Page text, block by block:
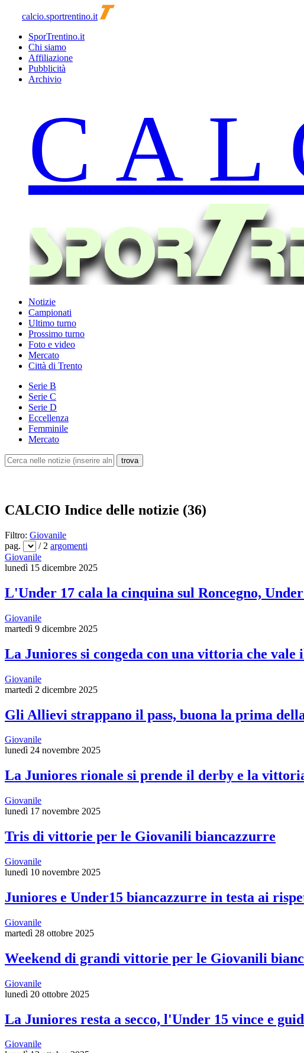
calcio.sportrentino.it
SporTrentino.it
Chi siamo
Affiliazione
Pubblicità
Archivio
Notizie
Campionati
Ultimo turno
Prossimo turno
Foto e video
Mercato
Città di Trento
Serie B
Serie C
Serie D
Eccellenza
Femminile
Mercato
CALCIO Indice delle notizie (36)
Filtro: Giovanile
pag.
/ 2 argomenti
Giovanile
lunedì 15 dicembre 2025
L'Under 17 cala la cinquina sul Roncegno,
Giovanile
martedì 9 dicembre 2025
La Juniores si congeda con una vittoria che vale
Giovanile
martedì 2 dicembre 2025
Gli Allievi strappano il pass, buona la prima
Giovanile
lunedì 24 novembre 2025
La Juniores rionale si prende il derby e la
Giovanile
lunedì 17 novembre 2025
Tris di vittorie per le Giovanili biancazzurre
Giovanile
lunedì 10 novembre 2025
Juniores e Under15 biancazzurre in testa ai
Giovanile
martedì 28 ottobre 2025
Weekend di grandi vittorie per le Giovanili
Giovanile
lunedì 20 ottobre 2025
La Juniores resta a secco, l'Under 15 vince e
Giovanile